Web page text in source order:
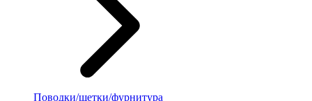
Поводки/щетки/фурнитура